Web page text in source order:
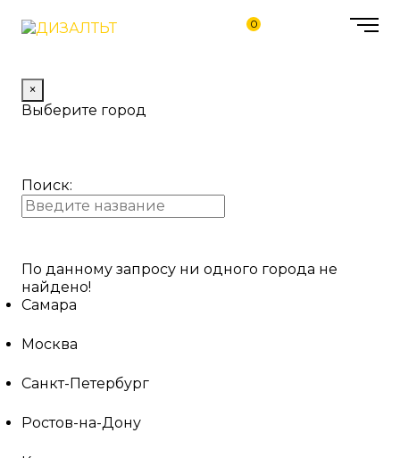
0
×
Выберите город
Поиск:
По данному запросу ни одного города не
найдено!
Самара
Москва
Санкт-Петербург
Ростов-на-Дону